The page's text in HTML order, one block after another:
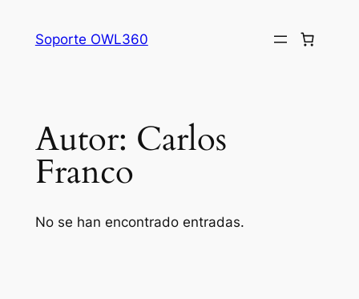
Soporte OWL360
Autor: Carlos
Franco
No se han encontrado entradas.